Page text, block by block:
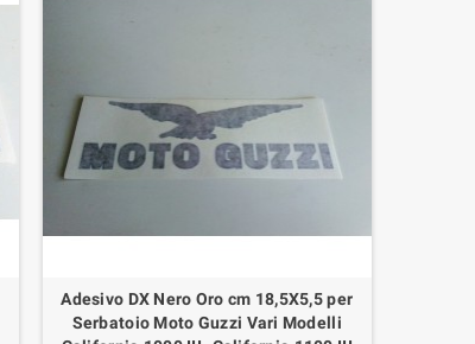
Adesivo DX Nero Oro cm 18,5X5,5 per
Serbatoio Moto Guzzi Vari Modelli